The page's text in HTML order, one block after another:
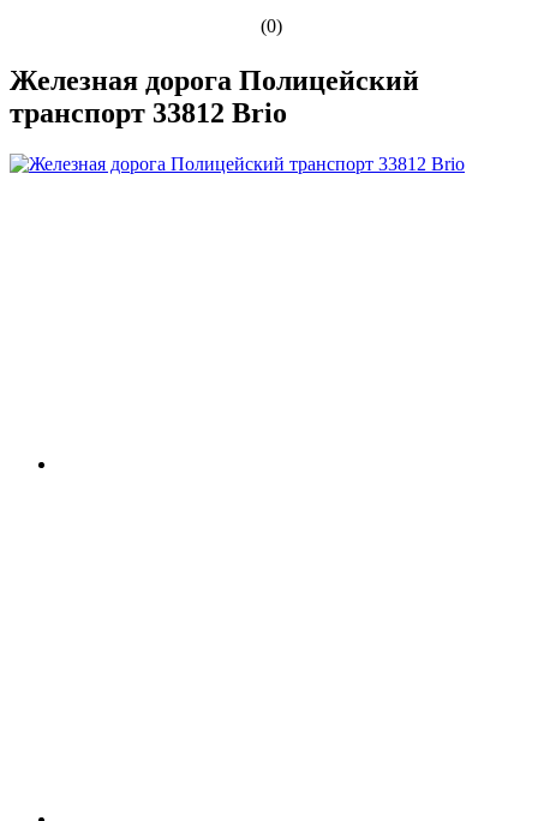
(0)
Железная дорога Полицейский
транспорт 33812 Brio